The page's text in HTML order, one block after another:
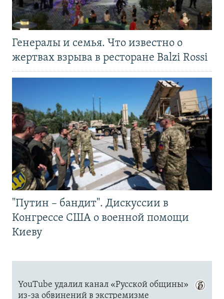
Генералы и семья. Что известно о
жертвах взрыва в ресторане Balzi Rossi
"Путин – бандит". Дискуссии в
Конгрессе США о военной помощи
Киеву